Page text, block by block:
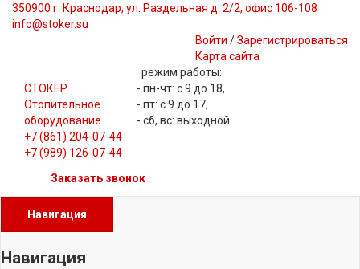
350900 г. Краснодар, ул. Раздельная д. 2/2, офис 106-108
info@stoker.su
Войти /Зарегистрироваться
Карта сайта
СТОКЕР
Отопительное
оборудование
режим работы:
- пн-чт: с 9 до 18,
- пт: с 9 до 17,
- сб, вс: выходной
+7 (861) 204-07-44
+7 (989) 126-07-44
Заказать звонок
Навигация
Навигация